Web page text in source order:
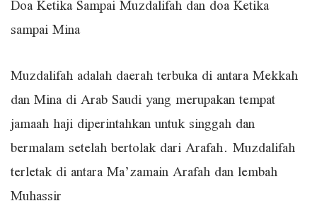
Doa Ketika Sampai Muzdalifah dan doa Ketika
sampai Mina
Muzdalifah adalah daerah terbuka di antara Mekkah
dan Mina di Arab Saudi yang merupakan tempat
jamaah haji diperintahkan untuk singgah dan
bermalam setelah bertolak dari Arafah. Muzdalifah
terletak di antara Ma’zamain Arafah dan lembah
Muhassir